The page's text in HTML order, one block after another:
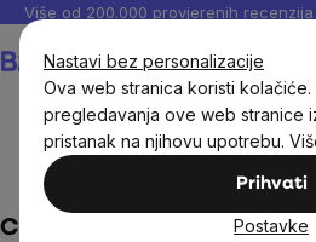
Nastavi bez personalizacije
Ova web stranica koristi kolačiće.
pregledavanja ove web stranice
pristanak na njihovu upotrebu.
Prihvati
Postavke
Preskoči
sadržaj
Više od 200.000 provjerenih recenzija
Caltha dezodorans Citrus,